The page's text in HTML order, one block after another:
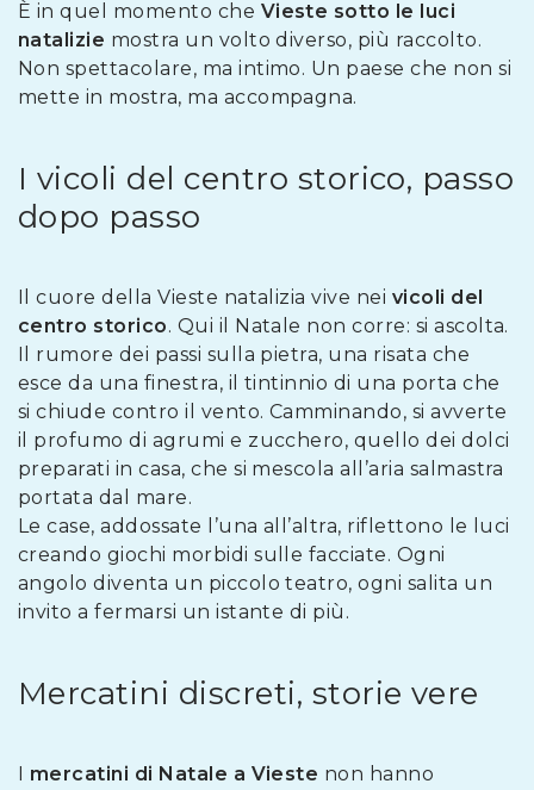
È in quel momento che Vieste sotto le luci
natalizie mostra un volto diverso, più raccolto.
Non spettacolare, ma intimo. Un paese che non si
mette in mostra, ma accompagna.
I vicoli del centro storico, passo
dopo passo
Il cuore della Vieste natalizia vive nei vicoli del
centro storico. Qui il Natale non corre: si ascolta.
Il rumore dei passi sulla pietra, una risata che
esce da una finestra, il tintinnio di una porta che
si chiude contro il vento. Camminando, si avverte
il profumo di agrumi e zucchero, quello dei dolci
preparati in casa, che si mescola all’aria salmastra
portata dal mare.
Le case, addossate l’una all’altra, riflettono le luci
creando giochi morbidi sulle facciate. Ogni
angolo diventa un piccolo teatro, ogni salita un
invito a fermarsi un istante di più.
Mercatini discreti, storie vere
I mercatini di Natale a Vieste non hanno